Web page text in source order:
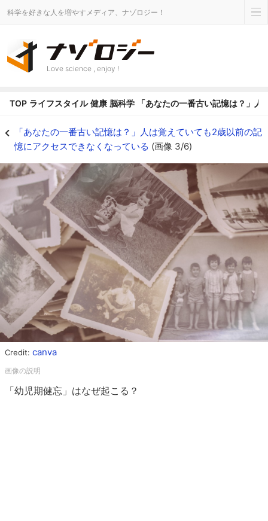
科学を好きな人を増やすメディア、ナゾロジー！
Love science , enjoy !
TOP ライフスタイル 健康 脳科学 「あなたの一番古い記憶は？」
「あなたの一番古い記憶は？」人は覚えていても2歳以前の記
憶にアクセスできなくなっている (画像 3/6)
Credit: canva
「幼児期健忘」はなぜ起こる？